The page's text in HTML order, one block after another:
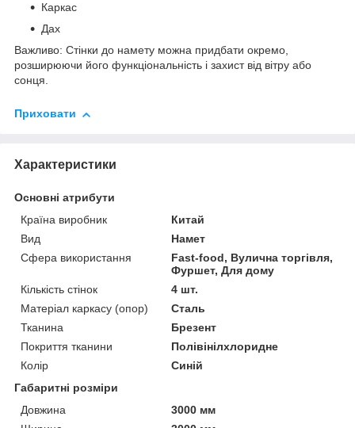
Каркас
Дах
Важливо: Стінки до намету можна придбати окремо,
розширюючи його функціональність і захист від вітру або
сонця.
Приховати
Характеристики
Основні атрибути
Країна виробник
Китай
Вид
Намет
Сфера використання
Fast-food, Вулична торгівля,
Фуршет, Для дому
Кількість стінок
4 шт.
Матеріал каркасу (опор)
Сталь
Тканина
Брезент
Покриття тканини
Полівінілхлоридне
Колір
Синій
Габаритні розміри
Довжина
3000 мм